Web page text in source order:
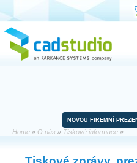
NOVOU FIREMNÍ
Home » O nás » Tiskové informace »